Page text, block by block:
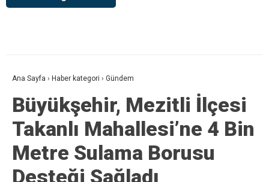
Ana Sayfa › Haber kategori › Gündem
Büyükşehir, Mezitli İlçesi
Takanlı Mahallesi’ne 4 Bin
Metre Sulama Borusu
Desteği Sağladı